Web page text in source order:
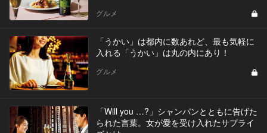
グルメ
「うかい」は都内に数あれど、最も気軽に
入れる「うかい」は丸の内にあり！
グルメ
「Will you …?」シャンパンとともに告げた
られた言葉。女が愛を受け入れたサプライ